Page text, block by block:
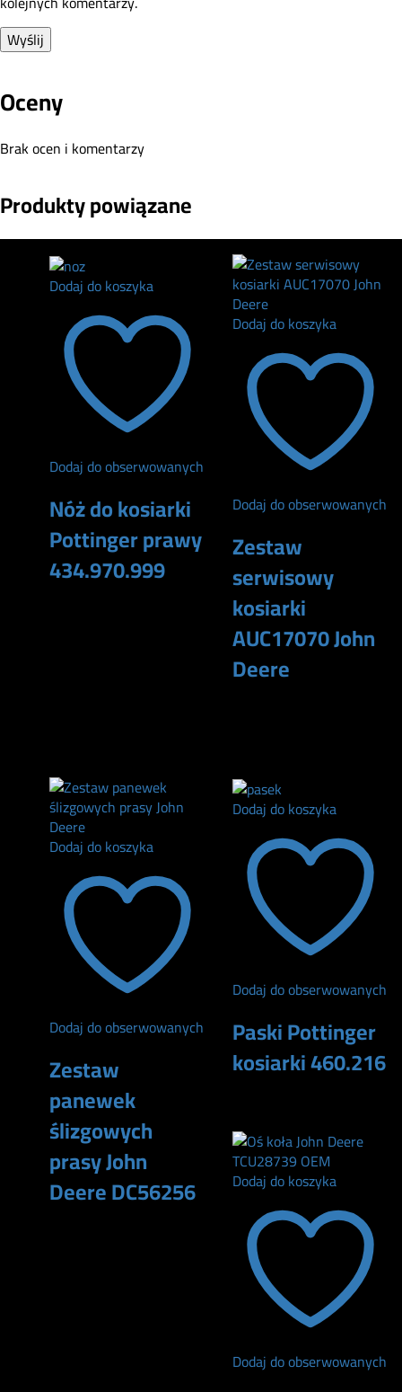
Oceny
Brak ocen i komentarzy
Produkty powiązane
Dodaj do koszyka
Dodaj do obserwowanych
Nóż do kosiarki
Pottinger prawy
434.970.999
Dodaj do koszyka
Dodaj do obserwowanych
Zestaw
serwisowy
kosiarki
AUC17070 John
Deere
Dodaj do koszyka
Dodaj do obserwowanych
Zestaw
panewek
ślizgowych
prasy John
Deere DC56256
Dodaj do koszyka
Dodaj do obserwowanych
Paski Pottinger
kosiarki 460.216
Dodaj do koszyka
Dodaj do obserwowanych